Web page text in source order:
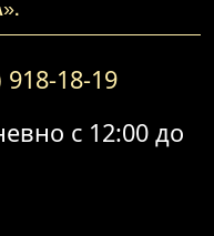
918-18-19
с 12:00 до